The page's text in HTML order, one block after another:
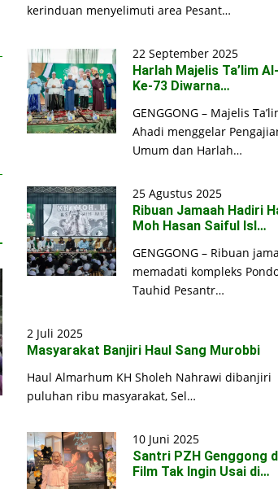
kerinduan menyelimuti area Pesant…
22 September 2025
Harlah Majelis Ta’lim
Ke-73 Diwarna…
GENGGONG – Majelis
Ahadi menggelar
Umum dan Harlah…
25 Agustus 2025
Ribuan Jamaah Hadiri
Moh Hasan Saiful Isl…
GENGGONG – Ribuan
memadati kompleks
Tauhid Pesantr…
2 Juli 2025
Masyarakat Banjiri Haul Sang Murobbi
Haul Almarhum KH Sholeh Nahrawi dibanjiri
puluhan ribu masyarakat, Sel…
10 Juni 2025
Santri PZH Genggong
Film Tak Ingin Usai di…